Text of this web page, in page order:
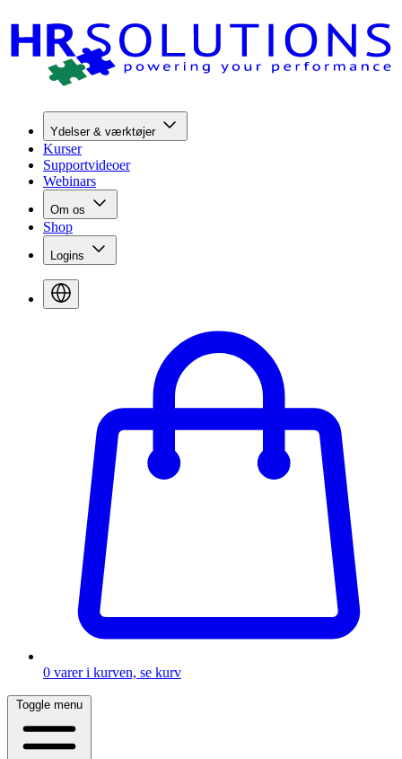
Ydelser & værktøjer
Kurser
Supportvideoer
Webinars
Om os
Shop
Logins
0 varer i kurven, se kurv
Toggle menu